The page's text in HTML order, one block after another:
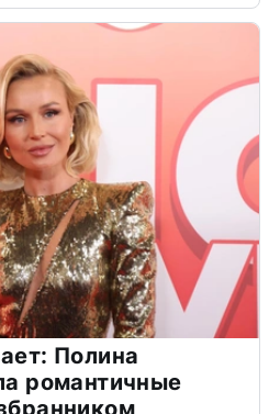
Полина
романтичные